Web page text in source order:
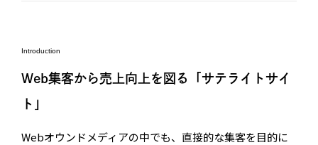
Introduction
Web集客から売上向上を図る「サテライトサイ
ト」
Webオウンドメディアの中でも、直接的な集客を目的に